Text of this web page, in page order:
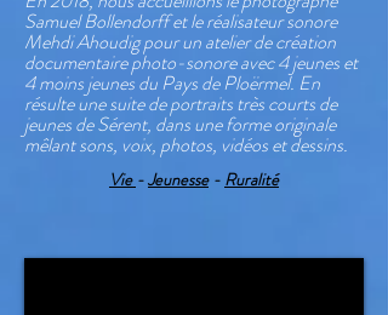
Samuel Bollendorff et le réalisateur sonore
Mehdi Ahoudig pour un atelier de création
documentaire photo-sonore avec 4 jeunes et
4 moins jeunes du Pays de Ploërmel. En
résulte une suite de portraits très courts de
jeunes de Sérent, dans une forme originale
mêlant sons, voix, photos, vidéos et dessins.
Vie -Jeunesse- Ruralité